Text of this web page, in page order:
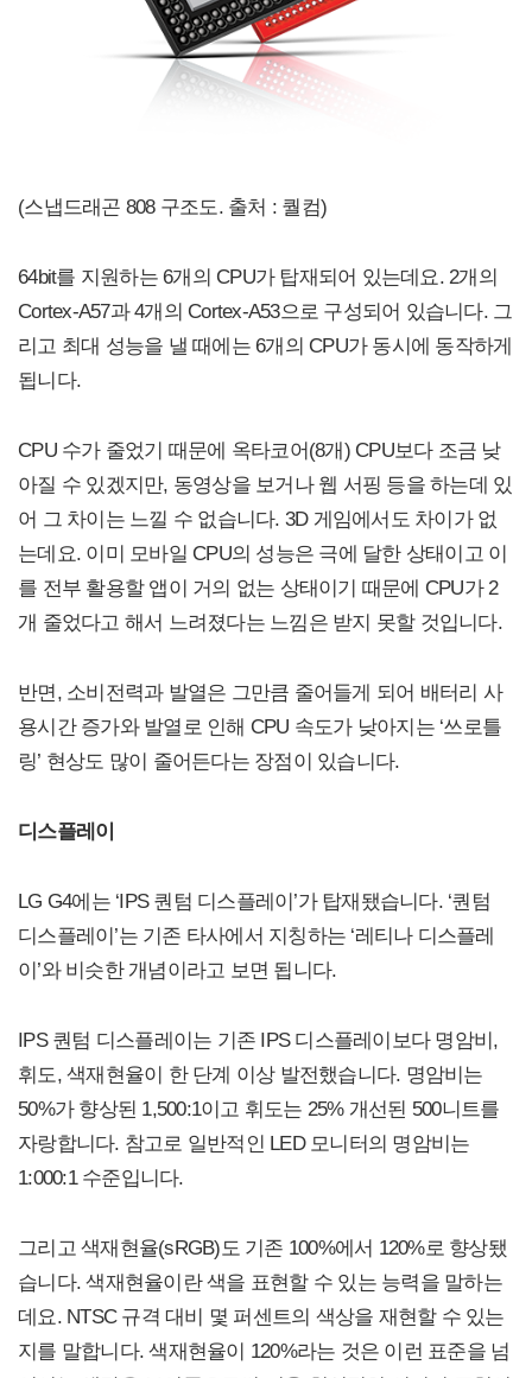
(스냅드래곤 808 구조도. 출처 : 퀄컴)
64bit를 지원하는 6개의 CPU가 탑재되어 있는데요. 2개의
Cortex-A57과 4개의 Cortex-A53으로 구성되어 있습니다. 그
리고 최대 성능을 낼 때에는 6개의 CPU가 동시에 동작하게
됩니다.
CPU 수가 줄었기 때문에 옥타코어(8개) CPU보다 조금 낮
아질 수 있겠지만, 동영상을 보거나 웹 서핑 등을 하는데 있
어 그 차이는 느낄 수 없습니다. 3D 게임에서도 차이가 없
는데요. 이미 모바일 CPU의 성능은 극에 달한 상태이고 이
를 전부 활용할 앱이 거의 없는 상태이기 때문에 CPU가 2
개 줄었다고 해서 느려졌다는 느낌은 받지 못할 것입니다.
반면, 소비전력과 발열은 그만큼 줄어들게 되어 배터리 사
용시간 증가와 발열로 인해 CPU 속도가 낮아지는 ‘쓰로틀
링’ 현상도 많이 줄어든다는 장점이 있습니다.
디스플레이
LG G4에는 ‘IPS 퀀텀 디스플레이’가 탑재됐습니다. ‘퀀텀
디스플레이’는 기존 타사에서 지칭하는 ‘레티나 디스플레
이’와 비슷한 개념이라고 보면 됩니다.
IPS 퀀텀 디스플레이는 기존 IPS 디스플레이보다 명암비,
휘도, 색재현율이 한 단계 이상 발전했습니다. 명암비는
50%가 향상된 1,500:1이고 휘도는 25% 개선된 500니트를
자랑합니다. 참고로 일반적인 LED 모니터의 명암비는
1:000:1 수준입니다.
그리고 색재현율(sRGB)도 기존 100%에서 120%로 향상됐
습니다. 색재현율이란 색을 표현할 수 있는 능력을 말하는
데요. NTSC 규격 대비 몇 퍼센트의 색상을 재현할 수 있는
지를 말합니다. 색재현율이 120%라는 것은 이런 표준을 넘